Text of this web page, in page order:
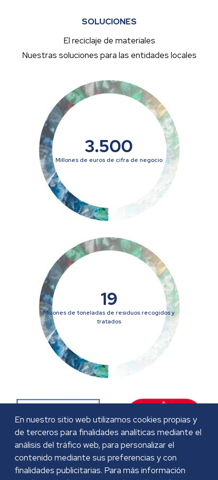
SOLUCIONES
El reciclaje de materiales
Nuestras soluciones para las entidades locales
3.500
Millones de euros de cifra de negocio
19
Millones de toneladas de residuos recogidos y
tratados
En nuestro sitio web utilizamos cookies propias y
de terceros para finalidades analíticas mediante el
análisis del tráfico web, para personalizar el
contenido mediante sus preferencias y con
finalidades publicitarias. Para más información